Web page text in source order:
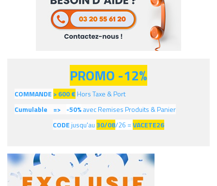
PROMO -12%
COMMANDE > 600€Hors Taxe & Port
Cumulable => -50%avec Remises Produits & Panier
CODEjusqu'au 30/08/26 =VACETE26